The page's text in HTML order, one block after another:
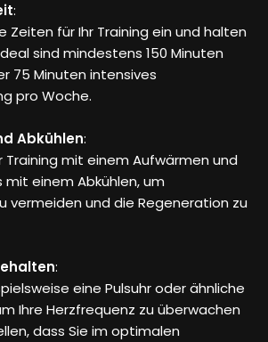
:
Zeiten für Ihr Training ein und halten
sind mindestens 150 Minuten
75 Minuten intensives
pro Woche.
Abkühlen:
Training mit einem Aufwärmen und
mit einem Abkühlen, um
vermeiden und die Regeneration zu
:
eine Pulsuhr oder ähnliche
Ihre Herzfrequenz zu überwachen
dass Sie im optimalen